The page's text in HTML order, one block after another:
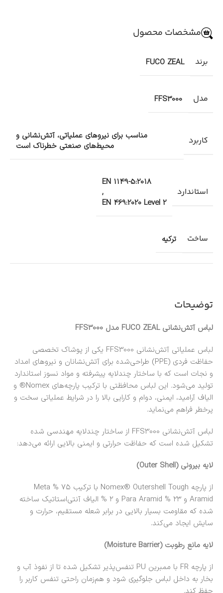
توضیحات
لباس آتش‌نشانی FUCO ZEAL مدل FFS3000
لباس عملیاتی آتش‌نشانی FFS3000 یکی از پوشاک تخصصی
حفاظت فردی (PPE) طراحی‌شده برای آتش‌نشانان و نیروهای امداد
و نجات است که با ساختار چندلایه پیشرفته و مواد نسوز استاندارد
تولید می‌شود. این لباس محافظتی با ترکیب پارچه‌های Nomex® و
الیاف آرامید، ایمنی، دوام و کارایی بالا را در شرایط عملیاتی سخت و
پرخطر فراهم می‌نماید.
لباس آتش‌نشانی FFS3000 از ساختار چندلایه مهندسی شده
تشکیل شده است که حفاظت حرارتی و ایمنی بالایی ارائه می‌دهد:
لایه بیرونی (Outer Shell)
از پارچه Nomex® Outershell Tough با ترکیب ۷۵ % Meta
Aramid و ۲۳ % Para Aramid و ۲ % الیاف آنتی‌استاتیک ساخته
شده که مقاومت بسیار بالایی در برابر شعله مستقیم، حرارت و
سایش ایجاد می‌کند.
لایه مانع رطوبت (Moisture Barrier)
از پارچه FR با ممبرین PU تنفس‌پذیر تشکیل شده تا از نفوذ آب و
بخار به داخل لباس جلوگیری شود و هم‌زمان راحتی تنفس کاربر را
مشخصات محصول
برند FUCO ZEAL
مدل FFS3000
کاربرد
مناسب برای نیروهای عملیاتی، آتش‌نشانی و
محیط‌های صنعتی خطرناک است
استاندارد
EN 1149-5:2018
,
EN 469:2020 Level 2
ساخت ترکیه